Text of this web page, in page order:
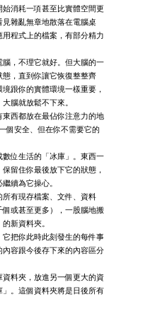
消耗一項甚至比實體空間更
雜亂無章地散落在電腦桌
程式上的檔案，有部分精力
，不理它就好。但大腦的一
，直到你讓它恢復整整齊
跟你的實體環境一樣重要，
腦就放鬆不下來。
西都放在最佔你注意力的地
個安全、但在你不需要它的
位生活的「冰庫」。東西一
留住你最後放下它的狀態，
續為它操心。
有現存檔案、文件、資料
或甚至更多），一股腦地搬
新資料夾。
把你此時此刻發生的每件事
容跟今後存下來的內容區分
料夾，放進另一個更大的資
。這個資料夾將是日後所有